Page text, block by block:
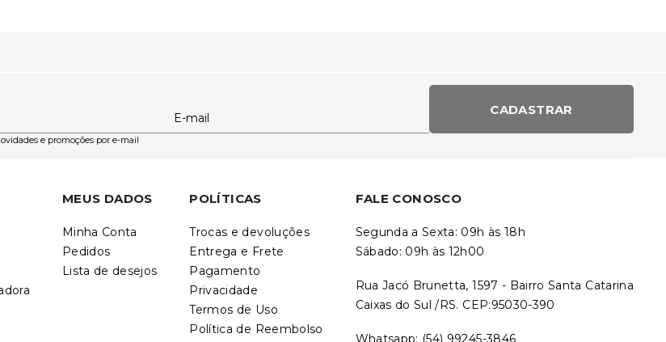
E-mail
CADASTRAR
e promoções por e-mail
MEUS DADOS
Minha Conta
Pedidos
Lista de desejos
POLÍTICAS
Trocas e devoluções
Entrega e Frete
Pagamento
Privacidade
Termos de Uso
Política de Reembolso
FALE CONOSCO
Segunda a Sexta: 09h às 18h
Sábado: 09h às 12h00
Rua Jacó Brunetta, 1597 - Bairro Santa Catarina
Caixas do Sul /RS. CEP:95030-390
Whatsapp: (54) 99245-3846